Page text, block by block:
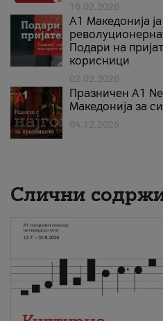
16.02.2026
А1 Македонија
Подари на
корисници
02.02.2026
Празничен A1
Македонија за
04.12.2025
Слични